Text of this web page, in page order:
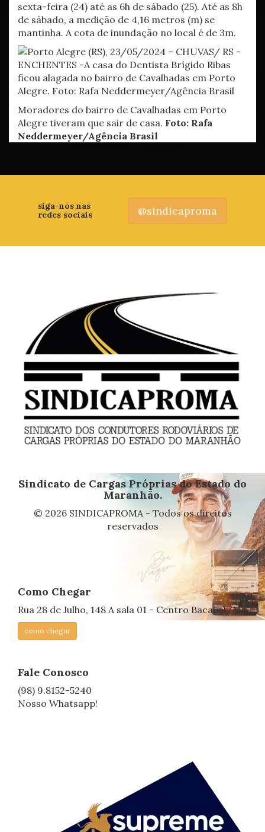
sexta-feira (24) até as 6h de sábado (25). Até as 8h
de sábado, a medição de 4,16 metros (m) se
mantinha. A cota de inundação no local é de 3m.
Moradores do bairro de Cavalhadas em Porto
Alegre tiveram que sair de casa. Foto: Rafa
Neddermeyer/Agência Brasil
siga-nos nas
redes sociais
@sindicaproma
Sindicato de Cargas Próprias do Estado do
Maranhão.
© 2026 SINDICAPROMA - Todos os direitos
reservados
Como Chegar
Rua 28 de Julho, 148 A sala 01 - Centro Bacabal/MA
como chegar
Fale Conosco
(98) 9.8152-5240
Nosso Whatsapp!